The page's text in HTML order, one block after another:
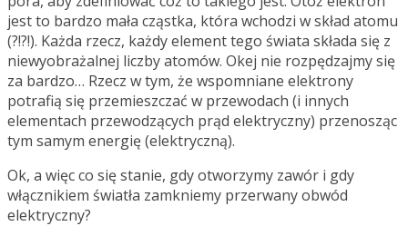
jest to bardzo mała cząstka, która wchodzi w skład atomu
(?!?!). Każda rzecz, każdy element tego świata składa się z
niewyobrażalnej liczby atomów. Okej nie rozpędzajmy się
za bardzo… Rzecz w tym, że wspomniane elektrony
potrafią się przemieszczać w przewodach (i innych
elementach przewodzących prąd elektryczny) przenosząc
tym samym energię (elektryczną).
Ok, a więc co się stanie, gdy otworzymy zawór i gdy
włącznikiem światła zamkniemy przerwany obwód
elektryczny?